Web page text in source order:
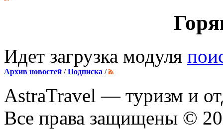
Идет загрузка модуля
Архив новостей /Подписка /
AstraTravel — туризм и
Все права защищены ©